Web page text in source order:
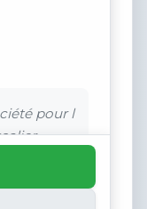
pour l
.